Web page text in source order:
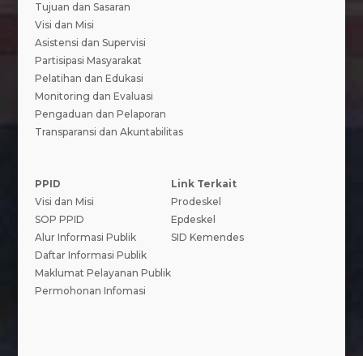
Tujuan dan Sasaran
Visi dan Misi
Asistensi dan Supervisi
Partisipasi Masyarakat
Pelatihan dan Edukasi
Monitoring dan Evaluasi
Pengaduan dan Pelaporan
Transparansi dan Akuntabilitas
PPID
Visi dan Misi
SOP PPID
Alur Informasi Publik
Daftar Informasi Publik
Maklumat Pelayanan Publik
Permohonan Infomasi
Link Terkait
Prodeskel
Epdeskel
SID Kemendes